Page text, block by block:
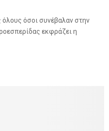
όλους όσοι συνέβαλαν στην
εκφράζει η